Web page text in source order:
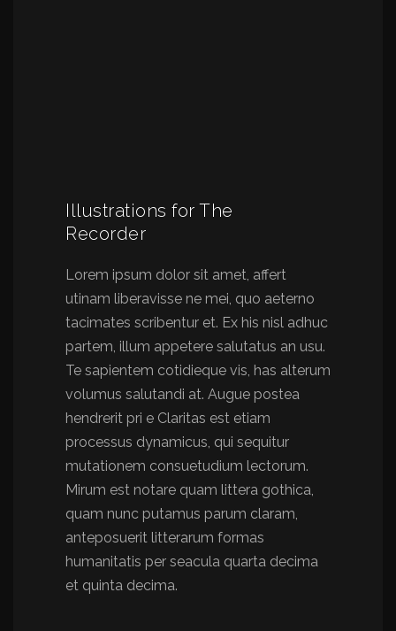
Illustrations for The
Recorder
Lorem ipsum dolor sit amet, affert
utinam liberavisse ne mei, quo aeterno
tacimates scribentur et. Ex his nisl adhuc
partem, illum appetere salutatus an usu.
Te sapientem cotidieque vis, has alterum
volumus salutandi at. Augue postea
hendrerit pri e Claritas est etiam
processus dynamicus, qui sequitur
mutationem consuetudium lectorum.
Mirum est notare quam littera gothica,
quam nunc putamus parum claram,
anteposuerit litterarum formas
humanitatis per seacula quarta decima
et quinta decima.